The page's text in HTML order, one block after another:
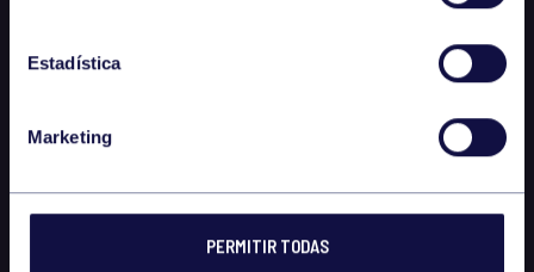
Estadística
Marketing
PERMITIR TODAS